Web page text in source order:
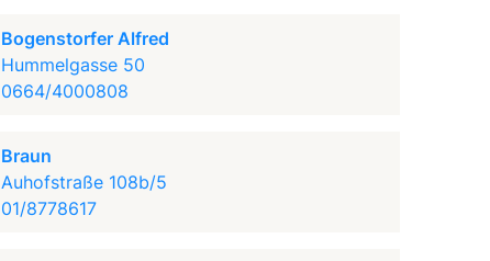
Bogenstorfer Alfred
Hummelgasse 50
0664/4000808
Braun
Auhofstraße 108b/5
01/8778617